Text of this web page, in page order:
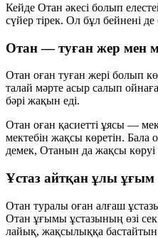
Кейде Отан әкесі болып
сүйер тірек. Ол бұл бейнені де
Отан — туған жер мен
Отан оған туған жері болып
талай мәрте асыр салып
бәрі жақын еді.
Отан оған қасиетті ұясы —
мектебін жақсы көретін.
демек, Отанын да жақсы көруі
Ұстаз айтқан ұлы ұғым
Отан туралы оған алғаш
Отан ұғымы ұстазының өзі
лайық, жақсылыққа бастайтын